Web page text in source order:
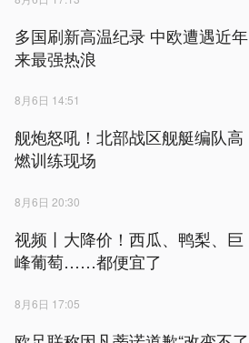
多国刷新高温纪录 中欧遭遇近年
来最强热浪
8月6日 14:51
舰炮怒吼！北部战区舰艇编队高
燃训练现场
8月6日 20:30
视频丨大降价！西瓜、鸭梨、巨
峰葡萄……都便宜了
8月6日 17:05